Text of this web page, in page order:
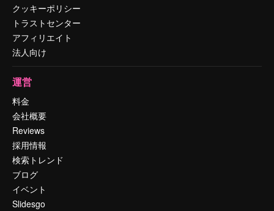
クッキーポリシー
トラストセンター
アフィリエイト
法人向け
運営
料金
会社概要
Reviews
採用情報
検索トレンド
ブログ
イベント
Slidesgo